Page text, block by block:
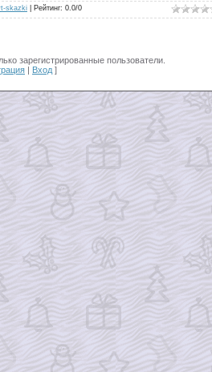
skazki Рейтинг: 0.0/0
зарегистрированные пользователи.
| Вход ]